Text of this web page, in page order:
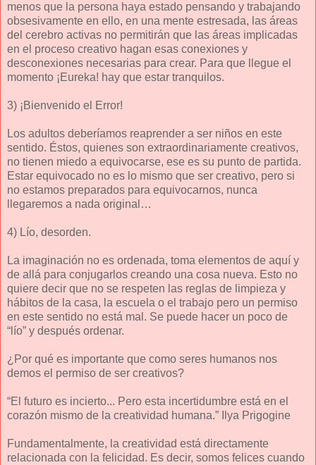
menos que la persona haya estado pensando y trabajando
obsesivamente en ello, en una mente estresada, las áreas
del cerebro activas no permitirán que las áreas implicadas
en el proceso creativo hagan esas conexiones y
desconexiones necesarias para crear. Para que llegue el
momento ¡Eureka! hay que estar tranquilos.
3) ¡Bienvenido el Error!
Los adultos deberíamos reaprender a ser niños en este
sentido. Éstos, quienes son extraordinariamente creativos,
no tienen miedo a equivocarse, ese es su punto de partida.
Estar equivocado no es lo mismo que ser creativo, pero si
no estamos preparados para equivocarnos, nunca
llegaremos a nada original…
4) Lío, desorden.
La imaginación no es ordenada, toma elementos de aquí y
de allá para conjugarlos creando una cosa nueva. Esto no
quiere decir que no se respeten las reglas de limpieza y
hábitos de la casa, la escuela o el trabajo pero un permiso
en este sentido no está mal. Se puede hacer un poco de
“lío” y después ordenar.
¿Por qué es importante que como seres humanos nos
demos el permiso de ser creativos?
“El futuro es incierto... Pero esta incertidumbre está en el
corazón mismo de la creatividad humana.” Ilya Prigogine
Fundamentalmente, la creatividad está directamente
relacionada con la felicidad. Es decir, somos felices cuando